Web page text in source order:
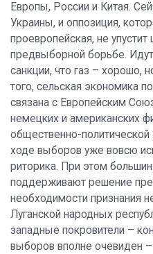
Европы, России и Китая.
Украины, и оппозиция,
проевропейская, не
предвыборной борьбе.
санкции, что газ – хорошо,
того, сельская экономика
связана с Европейским
немецких и американских
общественно-политической
ходе выборов уже вовсю
риторика. При этом
поддерживают решение
необходимости признания
Луганской народных
западные покровители –
выборов вполне очевиден